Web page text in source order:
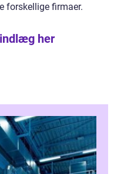
forskellige firmaer.
her